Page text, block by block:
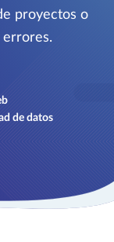
proyectos o
de datos